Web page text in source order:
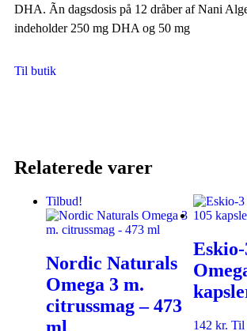
DHA. Ãn dagsdosis på 12 dråber af Nani
indeholder 250 mg DHA og 50 mg
Til butik
Relaterede varer
Tilbud!
Nordic Naturals
Omega 3 m.
citrussmag – 473
ml
142 kr. Til